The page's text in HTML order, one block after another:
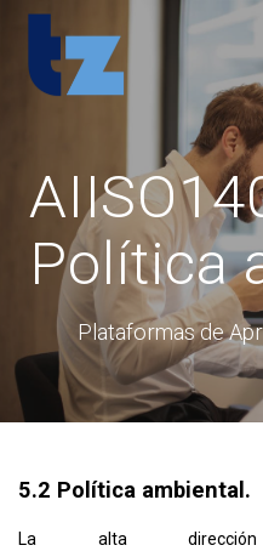
Política
Plataformas de
5.2 Política ambiental.
La alta dirección